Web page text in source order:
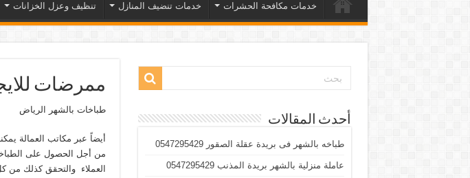
خدمات مكافحة الحشرات خدمات تنضيف المنازل تنظيف وعزل الخزانات
ممرضات للايجار
طباخات بالشهر الرياض
أيضاً عبر مكاتب العمالة
من أجل الحصول على
العملاء والتحقق كذلك من
أحدث المقالات
طباخه بالشهر فى بريدة عقلة الصقور 0547295429
عاملة منزلية بالشهر بريدة المذنب 0547295429